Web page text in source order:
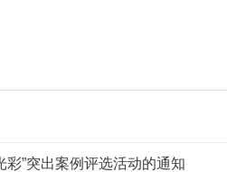
”突出案例评选活动的通知